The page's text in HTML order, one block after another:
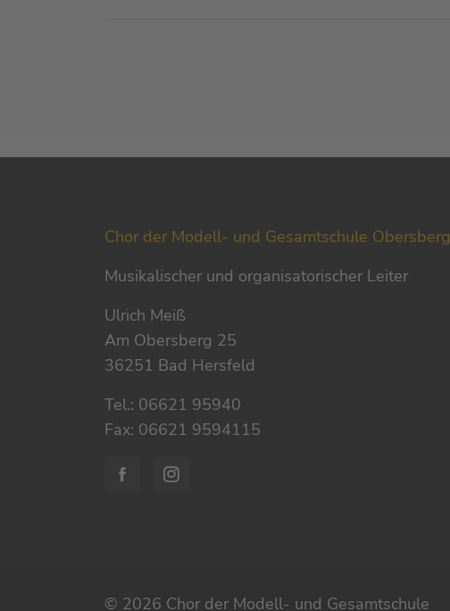
Chor der Modell- und Gesamtschule Obersberg
Musikalischer und organisatorischer Leiter
Ulrich Meiß
Am Obersberg 25
36251 Bad Hersfeld
Tel.: 06621 95940
Fax: 06621 9594115
© 2026 Chor der Modell- und Gesamtschule